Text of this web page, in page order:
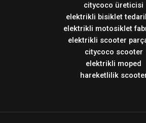
citycoco üreticisi
elektrikli bisiklet
elektrikli motosiklet
elektrikli scooter
citycoco scooter
elektrikli moped
hareketlilik